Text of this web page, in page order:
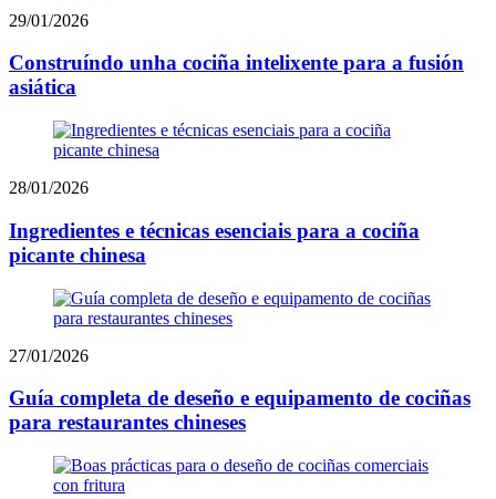
29/01/2026
Construíndo unha cociña intelixente para a fusión
asiática
28/01/2026
Ingredientes e técnicas esenciais para a cociña
picante chinesa
27/01/2026
Guía completa de deseño e equipamento de cociñas
para restaurantes chineses